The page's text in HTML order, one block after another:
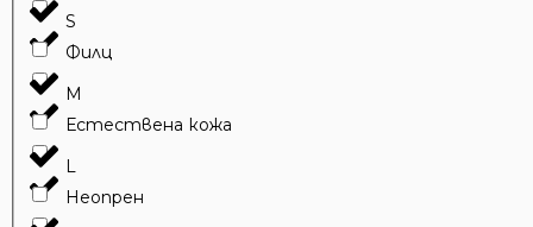
Филц
Естествена кожа
Неопрен
S
M
L